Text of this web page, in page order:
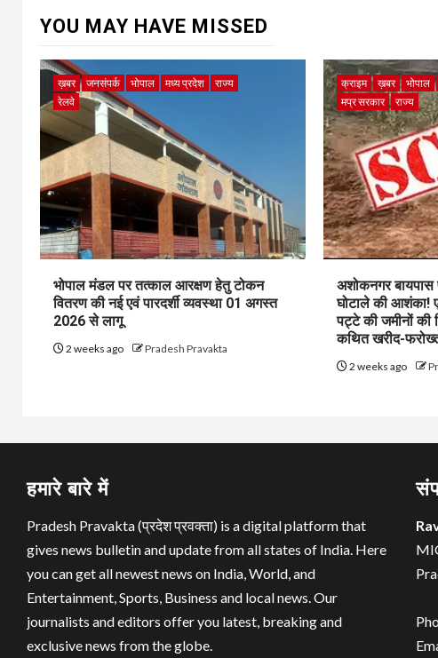
YOU MAY HAVE MISSED
ख़बर जनसंपर्क भोपाल मध्य प्रदेश
राज्य
रेलवे
भोपाल मंडल पर तत्काल आरक्षण हेतु टोकन
वितरण की नई एवं पारदर्शी व्यवस्था 01 अगस्त
2026 से लागू
2 weeks ago Pradesh Pravakta
क्राइम ख़बर भोपाल
मप्र सरकार
राज्य
अशोकनगर बायपास
घोटाले की आशंका!
पट्टे की जमीनों की
कथित खरीद-
2 weeks ago
हमारे बारे में
Pradesh Pravakta (प्रदेश प्रवक्ता) is a digital platform that
gives news bulletin and update from all states of India. Here
you can get all newest news on India, World, and
Entertainment, Sports, Business and local news. Our
journalists and editors offer you latest, breaking and
exclusive news from the globe.